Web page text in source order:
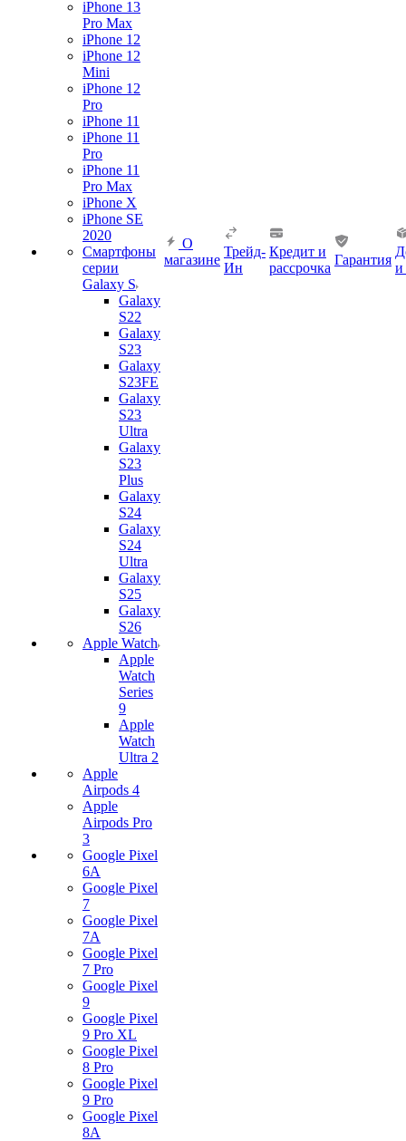
iPhone 13
Pro Max
iPhone 12
iPhone 12
Mini
iPhone 12
Pro
iPhone 11
iPhone 11
Pro
iPhone 11
Pro Max
iPhone X
iPhone SE
2020
Смартфоны
серии
Galaxy S
Galaxy
S22
Galaxy
S23
Galaxy
S23FE
Galaxy
S23
Ultra
Galaxy
S23
Plus
Galaxy
S24
Galaxy
S24
Ultra
Galaxy
S25
Galaxy
S26
Apple Watch
Apple
Watch
Series
9
Apple
Watch
Ultra 2
Apple
Airpods 4
Apple
Airpods Pro
3
Google Pixel
6A
Google Pixel
7
Google Pixel
7А
Google Pixel
7 Pro
Google Pixel
9
Google Pixel
9 Pro XL
Google Pixel
8 Pro
Google Pixel
9 Pro
Google Pixel
8A
О
магазине
Трейд-
Ин
Кредит и
рассрочка
Гарантия
и